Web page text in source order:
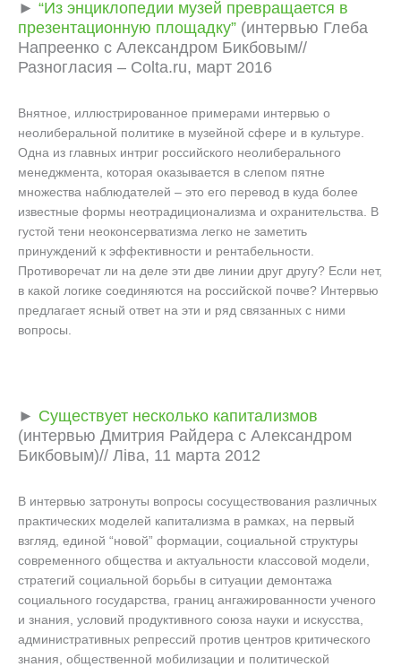
► “Из энциклопедии музей превращается в
презентационную площадку” (интервью Глеба
Напреенко с Александром Бикбовым//
Разногласия – Colta.ru, март 2016
Внятное, иллюстрированное примерами интервью о
неолиберальной политике в музейной сфере и в культуре.
Одна из главных интриг российского неолиберального
менеджмента, которая оказывается в слепом пятне
множества наблюдателей – это его перевод в куда более
известные формы неотрадиционализма и охранительства. В
густой тени неоконсерватизма легко не заметить
принуждений к эффективности и рентабельности.
Противоречат ли на деле эти две линии друг другу? Если нет,
в какой логике соединяются на российской почве? Интервью
предлагает ясный ответ на эти и ряд связанных с ними
вопросы.
► Существует несколько капитализмов
(интервью Дмитрия Райдера с Александром
Бикбовым)// Лiва, 11 марта 2012
В интервью затронуты вопросы сосуществования различных
практических моделей капитализма в рамках, на первый
взгляд, единой “новой” формации, социальной структуры
современного общества и актуальности классовой модели,
стратегий социальной борьбы в ситуации демонтажа
социального государства, границ ангажированности ученого
и знания, условий продуктивного союза науки и искусства,
административных репрессий против центров критического
знания, общественной мобилизации и политической